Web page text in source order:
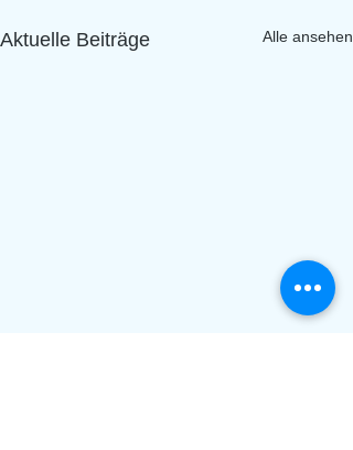
Aktuelle Beiträge Alle ansehen